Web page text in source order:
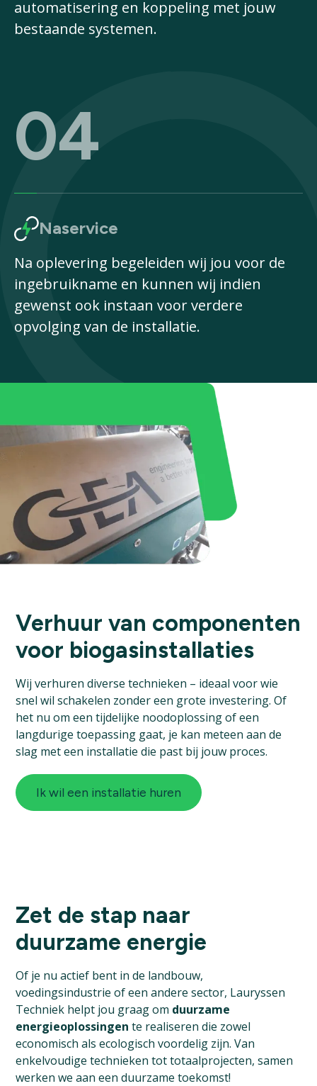
automatisering en koppeling met jouw
bestaande systemen.
04
Naservice
Na oplevering begeleiden wij jou voor de
ingebruikname en kunnen wij indien
gewenst ook instaan voor verdere
opvolging van de installatie.
Verhuur van componenten
voor biogasinstallaties
Wij verhuren diverse technieken – ideaal voor wie
snel wil schakelen zonder een grote investering. Of
het nu om een tijdelijke noodoplossing of een
langdurige toepassing gaat, je kan meteen aan de
slag met een installatie die past bij jouw proces.
Ik wil een installatie huren
Zet de stap naar
duurzame energie
Of je nu actief bent in de landbouw,
voedingsindustrie of een andere sector, Lauryssen
Techniek helpt jou graag om duurzame
energieoplossingen te realiseren die zowel
economisch als ecologisch voordelig zijn. Van
enkelvoudige technieken tot totaalprojecten, samen
werken we aan een duurzame toekomst!